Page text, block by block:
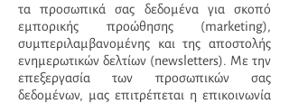
τα προσωπικά σας δεδομένα για σκοπό
εμπορικής προώθησης (marketing),
συμπεριλαμβανομένης και της αποστολής
ενημερωτικών δελτίων (newsletters). Με την
επεξεργασία των προσωπικών σας
δεδομένων, μας επιτρέπεται η επικοινωνία